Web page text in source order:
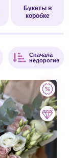
Букеты в
коробке
Сначала
недорогие